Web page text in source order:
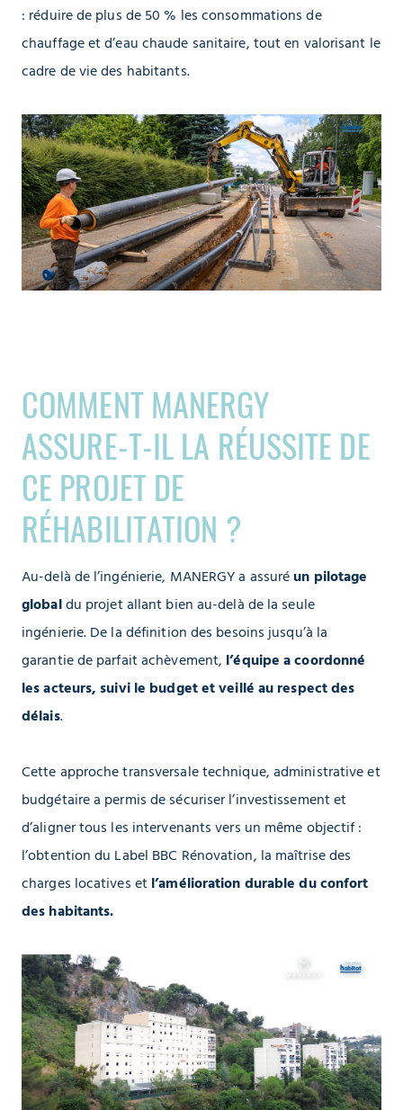
: réduire de plus de 50 % les consommations de
chauffage et d’eau chaude sanitaire, tout en valorisant le
cadre de vie des habitants.
COMMENT MANERGY
ASSURE-T-IL LA RÉUSSITE DE
CE PROJET DE
RÉHABILITATION ?
Au-delà de l’ingénierie, MANERGY a assuréun pilotage
global du projet allant bien au-delà de la seule
ingénierie. De la définition des besoins jusqu’à la
garantie de parfait achèvement, l’équipe a coordonné
les acteurs, suivi le budget et veillé au respect des
délais.
Cette approche transversale technique, administrative et
budgétaire a permis de sécuriser l’investissement et
d’aligner tous les intervenants vers un même objectif :
l’obtention du Label BBC Rénovation, la maîtrise des
charges locatives et l’amélioration durable du confort
des habitants.